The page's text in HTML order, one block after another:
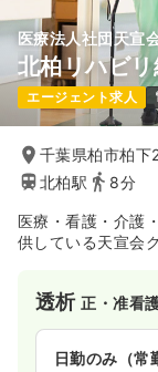
医療法人社団天宣
北柏リハビ
エージェント求人
千葉県柏市柏下
北柏駅
8分
医療・看護・介護
供している天宣会
透析正・准看
日勤のみ（常